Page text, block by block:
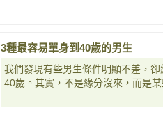
3種最容易單身到40歲的男生
我們發現有些男生條件明顯不差，
40歲。其實，不是緣分沒來，而是